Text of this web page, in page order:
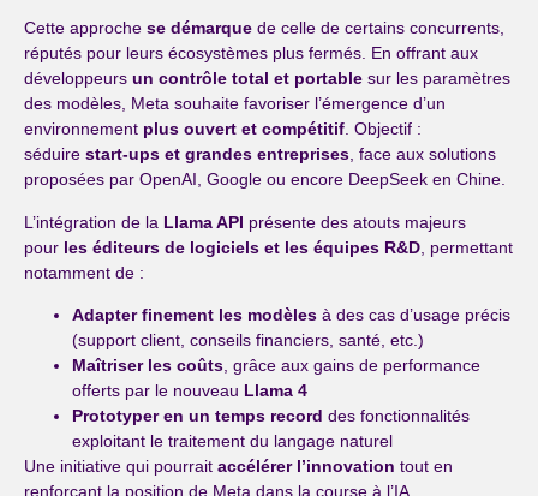
Cette approche se démarque de celle de certains concurrents,
réputés pour leurs écosystèmes plus fermés. En offrant aux
développeurs un contrôle total et portable sur les paramètres
des modèles, Meta souhaite favoriser l’émergence d’un
environnement plus ouvert et compétitif. Objectif :
séduire start-ups et grandes entreprises, face aux solutions
proposées par OpenAI, Google ou encore DeepSeek en Chine.
L’intégration de la Llama API présente des atouts majeurs
pour les éditeurs de logiciels et les équipes R&D , permettant
notamment de :
Adapter finement les modèles à des cas d’usage précis
(support client, conseils financiers, santé, etc.)
Maîtriser les coûts , grâce aux gains de performance
offerts par le nouveau Llama 4
Prototyper en un temps record des fonctionnalités
exploitant le traitement du langage naturel
Une initiative qui pourrait accélérer l’innovation tout en
renforçant la position de Meta dans la course à l’IA.